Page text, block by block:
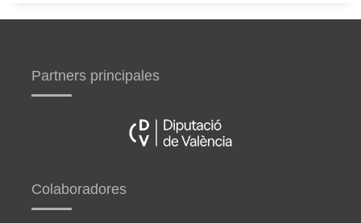
Partners principales
Colaboradores